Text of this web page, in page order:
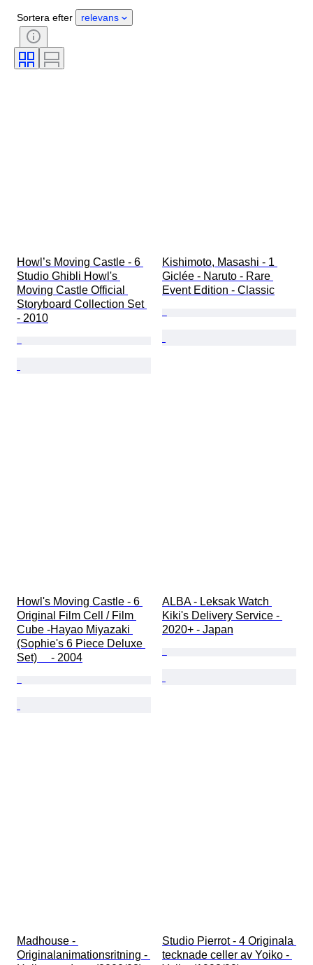
Extra tillbehör
Stil
Teknik
Utgåva nr.
Serie
Sortera efter relevans
Howl’s Moving Castle - 6
Studio Ghibli Howl's
Moving Castle Official
Storyboard Collection Set
- 2010
Kishimoto, Masashi - 1
Giclée - Naruto - Rare
Event Edition - Classic
Howl's Moving Castle - 6
Original Film Cell / Film
Cube -Hayao Miyazaki
(Sophie's 6 Piece Deluxe
Set)　 - 2004
ALBA - Leksak Watch
Kiki's Delivery Service -
2020+ - Japan
Madhouse -
Originalanimationsritning -
Studio Pierrot - 4 Originala
tecknade celler av Yoiko -